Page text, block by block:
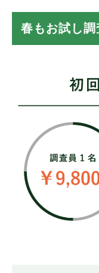
春もお試し調